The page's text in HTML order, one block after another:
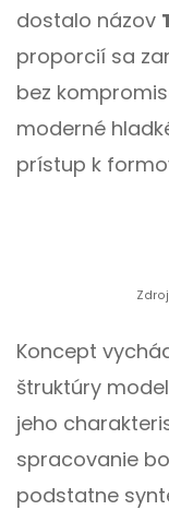
dostalo názov
proporcií sa
bez
moderné
prístup k
Koncept
štruktúry
jeho
spracovanie
podstatne